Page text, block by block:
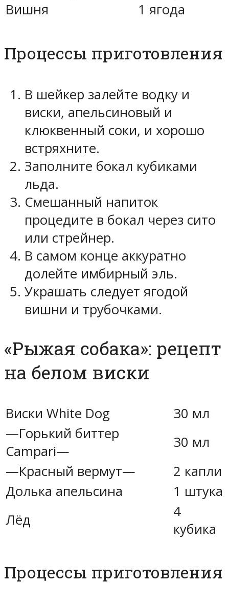
Вишня
1 ягода
Процессы приготовления
В шейкер залейте водку и
виски, апельсиновый и
клюквенный соки, и хорошо
встряхните.
Заполните бокал кубиками
льда.
Смешанный напиток
процедите в бокал через сито
или стрейнер.
В самом конце аккуратно
долейте имбирный эль.
Украшать следует ягодой
вишни и трубочками.
«Рыжая собака»: рецепт
на белом виски
Виски White Dog
30 мл
—Горький биттер
Campari—
30 мл
—Красный вермут—
2 капли
Долька апельсина
1 штука
Лёд
4
кубика
Процессы приготовления